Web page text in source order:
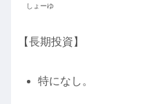
しょーゆ
【長期投資】
特になし。